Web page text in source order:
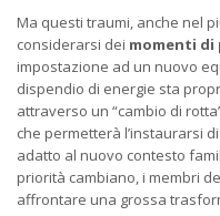
Ma questi traumi, anche nel
considerarsi dei momenti di
impostazione ad un nuovo
dispendio di energie sta
attraverso un “cambio di
che permetterà l’instaurarsi
adatto al nuovo contesto
priorità cambiano, i membri
affrontare una grossa